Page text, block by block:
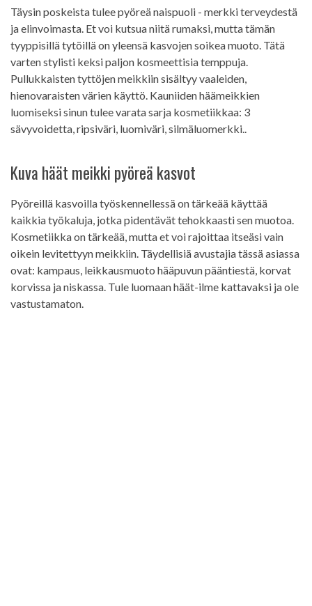
Täysin poskeista tulee pyöreä naispuoli - merkki terveydestä
ja elinvoimasta. Et voi kutsua niitä rumaksi, mutta tämän
tyyppisillä tytöillä on yleensä kasvojen soikea muoto. Tätä
varten stylisti keksi paljon kosmeettisia temppuja.
Pullukkaisten tyttöjen meikkiin sisältyy vaaleiden,
hienovaraisten värien käyttö. Kauniiden häämeikkien
luomiseksi sinun tulee varata sarja kosmetiikkaa: 3
sävyvoidetta, ripsiväri, luomiväri, silmäluomerkki..
Kuva häät meikki pyöreä kasvot
Pyöreillä kasvoilla työskennellessä on tärkeää käyttää
kaikkia työkaluja, jotka pidentävät tehokkaasti sen muotoa.
Kosmetiikka on tärkeää, mutta et voi rajoittaa itseäsi vain
oikein levitettyyn meikkiin. Täydellisiä avustajia tässä asiassa
ovat: kampaus, leikkausmuoto hääpuvun pääntiestä, korvat
korvissa ja niskassa. Tule luomaan häät-ilme kattavaksi ja ole
vastustamaton.